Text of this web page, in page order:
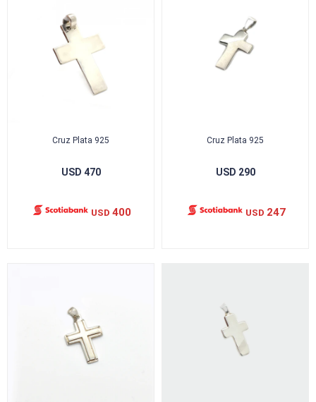
Cruz Plata 925
USD 470
USD 400
Cruz Plata 925
USD 290
USD 247